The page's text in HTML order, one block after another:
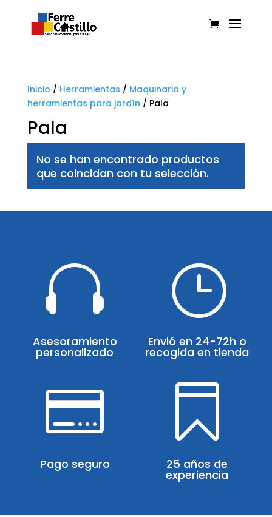
Inicio / Herramientas / Maquinaria y
herramientas para jardín / Pala
Pala
No se han encontrado productos
que coincidan con tu selección.

Asesoramiento
personalizado
}
Envió en 24-72h o
recogida en tienda

Pago seguro

25 años de
experiencia